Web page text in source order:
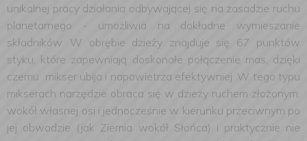
unikalnej pracy działania odbywającej się na zasadzie ruchu
planetarnego - umożliwia na dokładne wymieszanie
składników. W obrębie dzieży znajduje się 67 punktów
styku, które zapewniają doskonałe połączenie mas, dzięki
czemu mikser ubija i napowietrza efektywniej. W tego typu
mikserach narzędzie obraca się w dzieży ruchem złożonym:
wokół własnej osi i jednocześnie w kierunku przeciwnym po
jej obwodzie (jak Ziemia wokół Słońca) i praktycznie nie